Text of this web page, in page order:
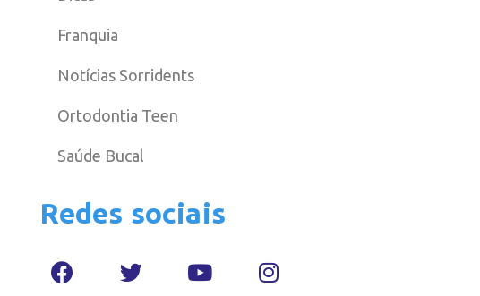
Franquia
Notícias Sorridents
Ortodontia Teen
Saúde Bucal
Redes sociais